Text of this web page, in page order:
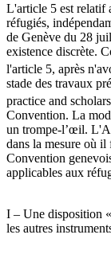
L'article 5 est relatif
réfugiés,
de Genève du 28
existence discrète.
l'article 5, après
stade des travaux
practice and
Convention. La
un trompe-l’œil.
dans la mesure où
Convention
applicables aux
I – Une disposition
les autres